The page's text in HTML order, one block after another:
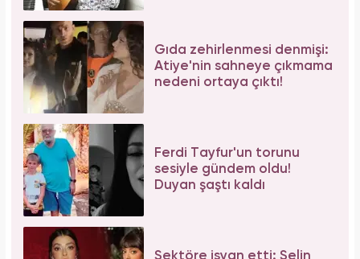
Gıda zehirlenmesi denmişi:
Atiye'nin sahneye çıkmama
nedeni ortaya çıktı!
Ferdi Tayfur'un torunu
sesiyle gündem oldu!
Duyan şaştı kaldı